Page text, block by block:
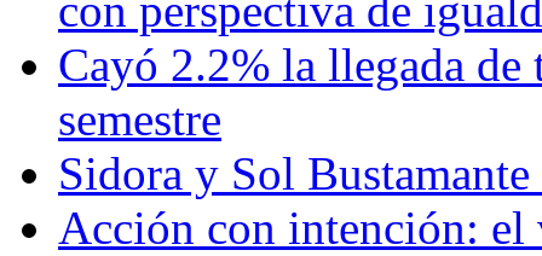
Cayó 2.2% la llegada de
semestre
Sidora y Sol
Acción con intención: el